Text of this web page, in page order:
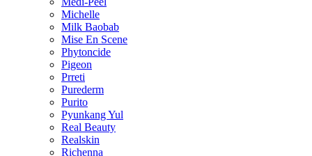
Michelle
Milk Baobab
Mise En Scene
Phytoncide
Pigeon
Prreti
Purederm
Purito
Pyunkang Yul
Real Beauty
Realskin
Richenna